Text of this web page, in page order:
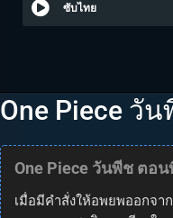
ซับไทย
One Piece วั
One Piece วันพีช ตอ
เมื่อมีคำสั่งให้อพยพออกจา